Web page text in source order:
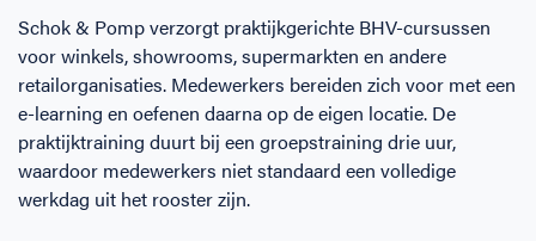
Schok & Pomp verzorgt praktijkgerichte BHV-cursussen
voor winkels, showrooms, supermarkten en andere
retailorganisaties. Medewerkers bereiden zich voor met een
e-learning en oefenen daarna op de eigen locatie. De
praktijktraining duurt bij een groepstraining drie uur,
waardoor medewerkers niet standaard een volledige
werkdag uit het rooster zijn.